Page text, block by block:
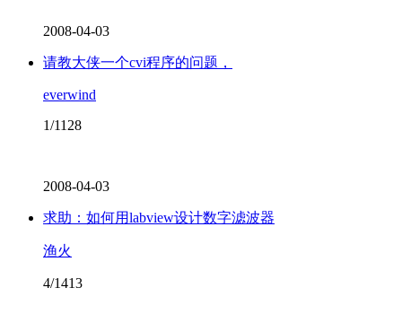
2008-04-03
请教大侠一个cvi程序的问题，
everwind
1/1128
2008-04-03
求助：如何用labview设计数字滤波器
渔火
4/1413